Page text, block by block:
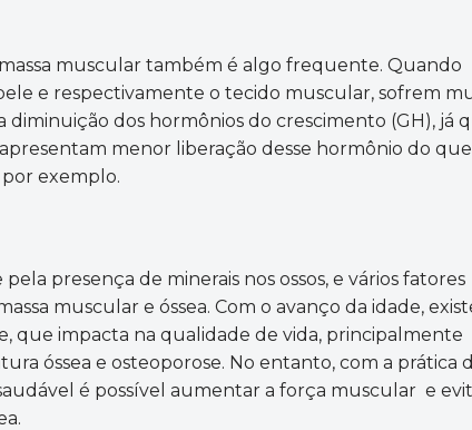
muscular também é algo frequente. Quando
e respectivamente o tecido muscular, sofrem
dos hormônios do crescimento (GH), já
menor liberação desse hormônio do que
exemplo.
presença de minerais nos ossos, e vários fatores
muscular e óssea. Com o avanço da idade,
que impacta na qualidade de vida, principalmente
óssea e osteoporose. No entanto, com a prática
é possível aumentar a força muscular e